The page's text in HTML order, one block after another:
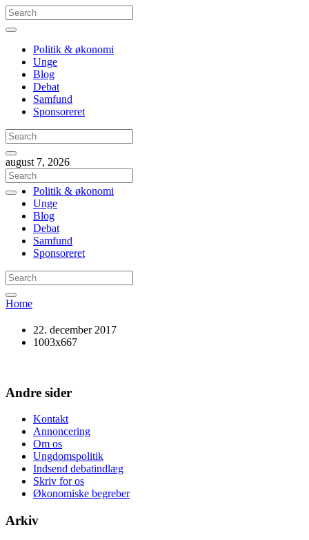
Politik & økonomi
Unge
Blog
Debat
Samfund
Sponsoreret
august 7, 2026
Politik & økonomi
Unge
Blog
Debat
Samfund
Sponsoreret
Home
22. december 2017
1003x667
Andre sider
Kontakt
Annoncering
Om os
Ungdomspolitik
Indsend debatindlæg
Skriv for os
Økonomiske begreber
Arkiv